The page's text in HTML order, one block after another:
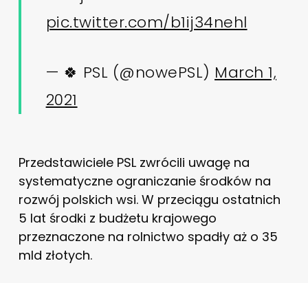
pic.twitter.com/b1ij34nehl
— 🍀 PSL (@nowePSL) March 1,
2021
Przedstawiciele PSL zwrócili uwagę na
systematyczne ograniczanie środków na
rozwój polskich wsi. W przeciągu ostatnich
5 lat środki z budżetu krajowego
przeznaczone na rolnictwo spadły aż o 35
mld złotych.